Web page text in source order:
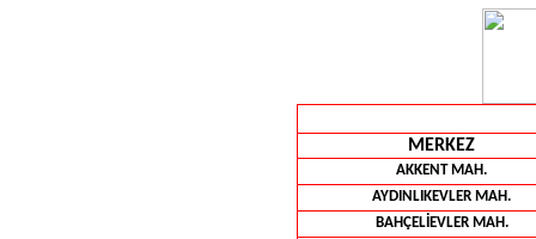
MERKEZ
AKKENT MAH.
AYDINLIKEVLER MAH.
BAHÇELİEVLER MAH.